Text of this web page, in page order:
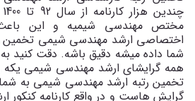
مختص مهندسی شیمیه و این
اختصاصی ارشد مهندسی شیمی تخمین
شما داده میشه دقیق باشه. دقت کنید
همه گرایشای ارشد مهندسی شیمی یکه
تخمین رتبه ارشد مهندسی شیمی به
گرایش هاست و در واقع کارنامه